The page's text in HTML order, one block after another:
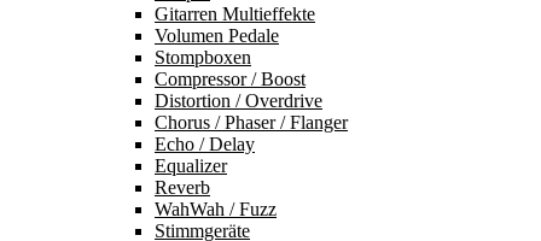
Gitarren Multieffekte
Volumen Pedale
Stompboxen
Compressor / Boost
Distortion / Overdrive
Chorus / Phaser / Flanger
Echo / Delay
Equalizer
Reverb
WahWah / Fuzz
Stimmgeräte